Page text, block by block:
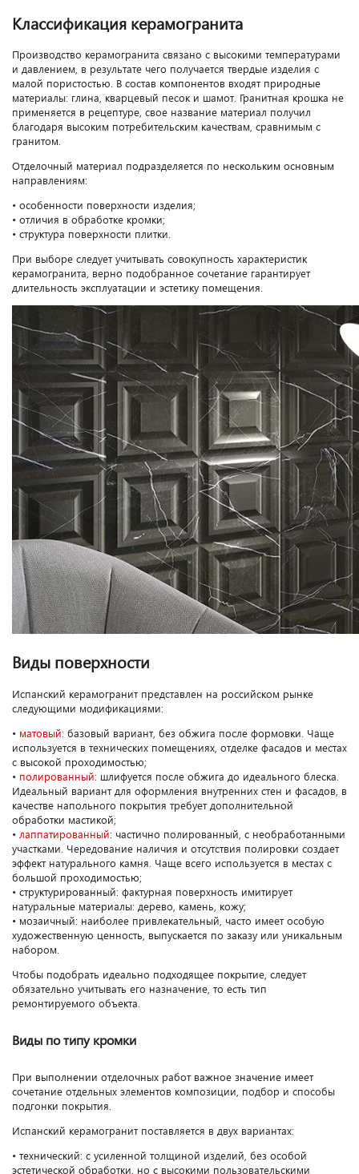
Классификация керамогранита
Производство керамогранита связано с высокими температурами
и давлением, в результате чего получается твердые изделия с
малой пористостью. В состав компонентов входят природные
материалы: глина, кварцевый песок и шамот. Гранитная крошка не
применяется в рецептуре, свое название материал получил
благодаря высоким потребительским качествам, сравнимым с
гранитом.
Отделочный материал подразделяется по нескольким основным
направлениям:
• особенности поверхности изделия;
• отличия в обработке кромки;
• структура поверхности плитки.
При выборе следует учитывать совокупность характеристик
керамогранита, верно подобранное сочетание гарантирует
длительность эксплуатации и эстетику помещения.
Виды поверхности
Испанский керамогранит представлен на российском рынке
следующими модификациями:
• матовый: базовый вариант, без обжига после формовки. Чаще
используется в технических помещениях, отделке фасадов и местах
с высокой проходимостью;
• полированный: шлифуется после обжига до идеального блеска.
Идеальный вариант для оформления внутренних стен и фасадов, в
качестве напольного покрытия требует дополнительной
обработки мастикой;
• лаппатированный: частично полированный, с необработанными
участками. Чередование наличия и отсутствия полировки создает
эффект натурального камня. Чаще всего используется в местах с
большой проходимостью;
• структурированный: фактурная поверхность имитирует
натуральные материалы: дерево, камень, кожу;
• мозаичный: наиболее привлекательный, часто имеет особую
художественную ценность, выпускается по заказу или уникальным
набором.
Чтобы подобрать идеально подходящее покрытие, следует
обязательно учитывать его назначение, то есть тип
ремонтируемого объекта.
Виды по типу кромки
При выполнении отделочных работ важное значение имеет
сочетание отдельных элементов композиции, подбор и способы
подгонки покрытия.
Испанский керамогранит поставляется в двух вариантах:
• технический: с усиленной толщиной изделий, без особой
эстетической обработки, но с высокими пользовательскими